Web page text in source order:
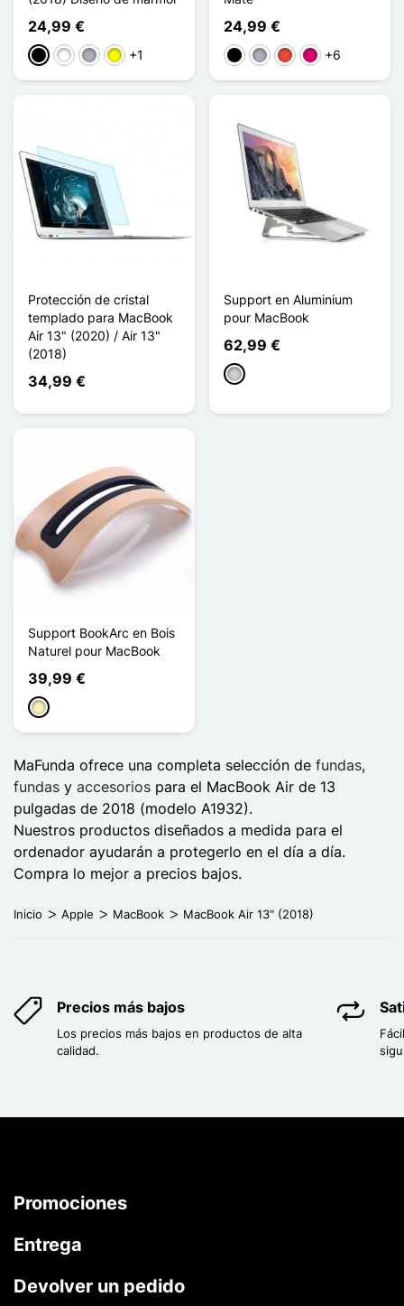
24,99 €
NegroBlanco
Gris Amarillo
+1
24,99 €
NegroGris RojoMagenta
+6
Protección de cristal
templado para MacBook
Air 13" (2020) / Air 13"
(2018)
34,99 €
Support en Aluminium
pour MacBook
62,99 €
Plata
Support BookArc en Bois
Naturel pour MacBook
39,99 €
Madera - Marrón claro
MaFunda ofrece una completa selección de fundas,
fundas y accesorios para el MacBook Air de 13
pulgadas de 2018 (modelo A1932).
Nuestros productos diseñados a medida para el
ordenador ayudarán a protegerlo en el día a día.
Compra lo mejor a precios bajos.
Inicio Apple MacBook MacBook Air 13" (2018)
Precios más bajos
Los precios más bajos en productos de alta
calidad.
Promociones
Entrega
Devolver un pedido